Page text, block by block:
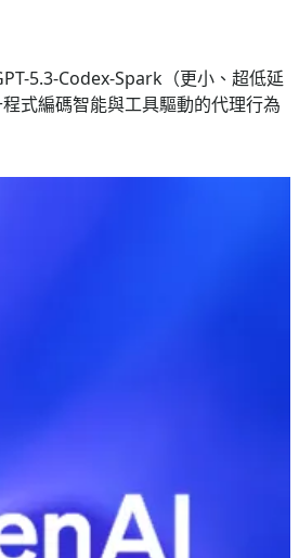
5.3-Codex-Spark（更小、超低延
式編碼智能與工具驅動的代理行為